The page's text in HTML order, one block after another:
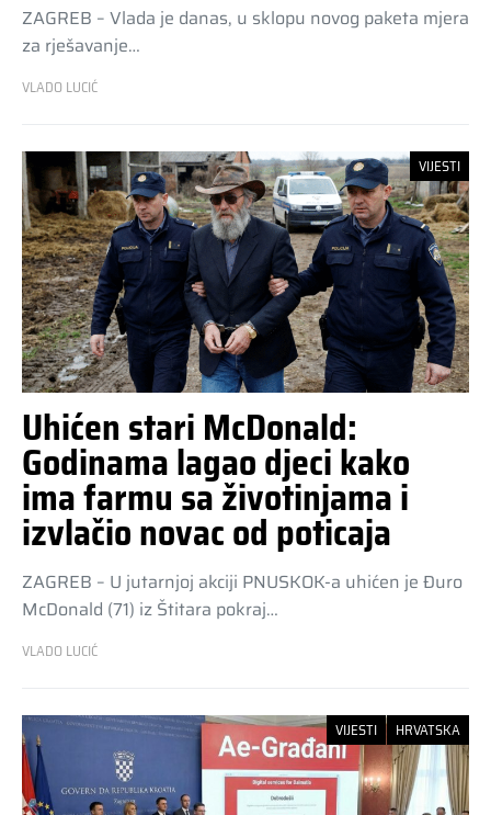
ZAGREB – Vlada je danas, u sklopu novog paketa mjera
za rješavanje…
VLADO LUCIĆ
VIJESTI
Uhićen stari McDonald:
Godinama lagao djeci kako
ima farmu sa životinjama i
izvlačio novac od poticaja
ZAGREB – U jutarnjoj akciji PNUSKOK-a uhićen je Đuro
McDonald (71) iz Štitara pokraj…
VLADO LUCIĆ
VIJESTI HRVATSKA